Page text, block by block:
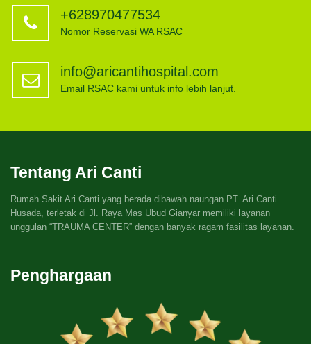
+628970477534
Nomor Reservasi WA RSAC
info@aricantihospital.com
Email RSAC kami untuk info lebih lanjut.
Tentang Ari Canti
Rumah Sakit Ari Canti yang berada dibawah naungan PT. Ari Canti
Husada, terletak di Jl. Raya Mas Ubud Gianyar memiliki layanan
unggulan “TRAUMA CENTER” dengan banyak ragam fasilitas layanan.
Penghargaan